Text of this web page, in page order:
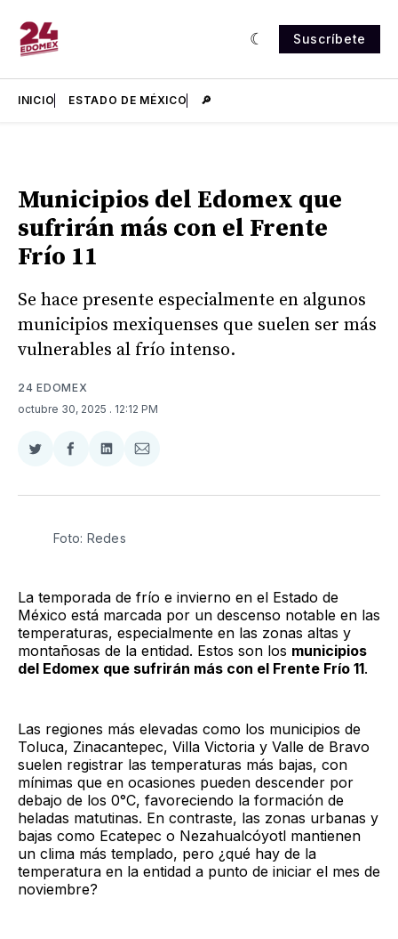
Suscríbete
INICIO ESTADO DE MÉXICO 🔎
Municipios del Edomex que
sufrirán más con el Frente
Frío 11
Se hace presente especialmente en algunos
municipios mexiquenses que suelen ser más
vulnerables al frío intenso.
24 EDOMEX
octubre 30, 2025 . 12:12 PM
Compartir
Twitter
Compartir
Facebook
Compartir
LinkedIn
Compartir
Email
Foto: Redes
La temporada de frío e invierno en el Estado de
México está marcada por un descenso notable en las
temperaturas, especialmente en las zonas altas y
montañosas de la entidad. Estos son los municipios
del Edomex que sufrirán más con el Frente Frío 11.
Las regiones más elevadas como los municipios de
Toluca, Zinacantepec, Villa Victoria y Valle de Bravo
suelen registrar las temperaturas más bajas, con
mínimas que en ocasiones pueden descender por
debajo de los 0°C, favoreciendo la formación de
heladas matutinas. En contraste, las zonas urbanas y
bajas como Ecatepec o Nezahualcóyotl mantienen
un clima más templado, pero ¿qué hay de la
temperatura en la entidad a punto de iniciar el mes de
noviembre?